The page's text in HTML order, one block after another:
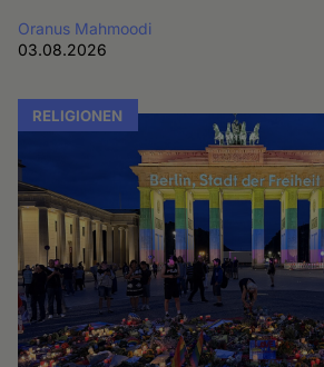
Oranus Mahmoodi
03.08.2026
RELIGIONEN